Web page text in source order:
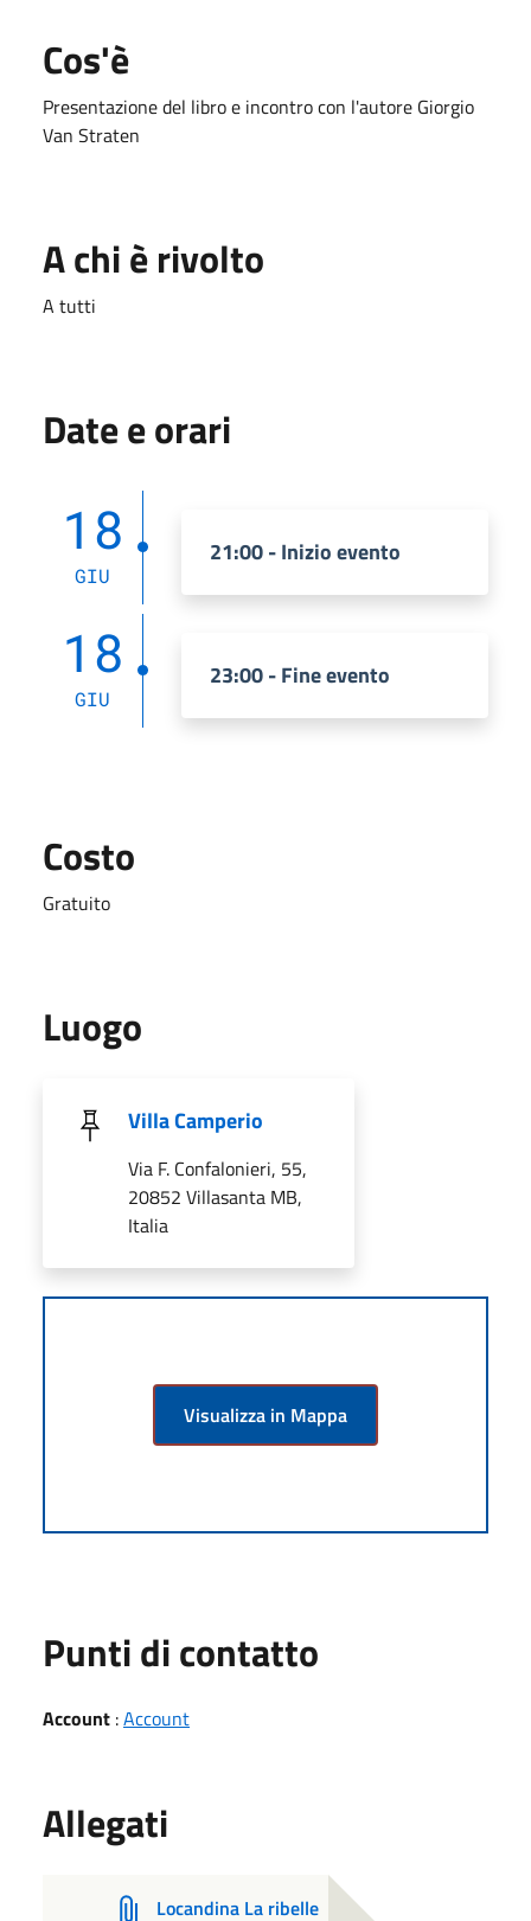
Cos'è
Presentazione del libro e incontro con l'autore Giorgio
Van Straten
A chi è rivolto
A tutti
Date e orari
18
GIU
21:00 - Inizio evento
18
GIU
23:00 - Fine evento
Costo
Gratuito
Luogo
Villa Camperio
Via F. Confalonieri, 55,
20852 Villasanta MB,
Italia
Visualizza in Mappa
Punti di contatto
Account :Account
Allegati
Locandina La ribelle